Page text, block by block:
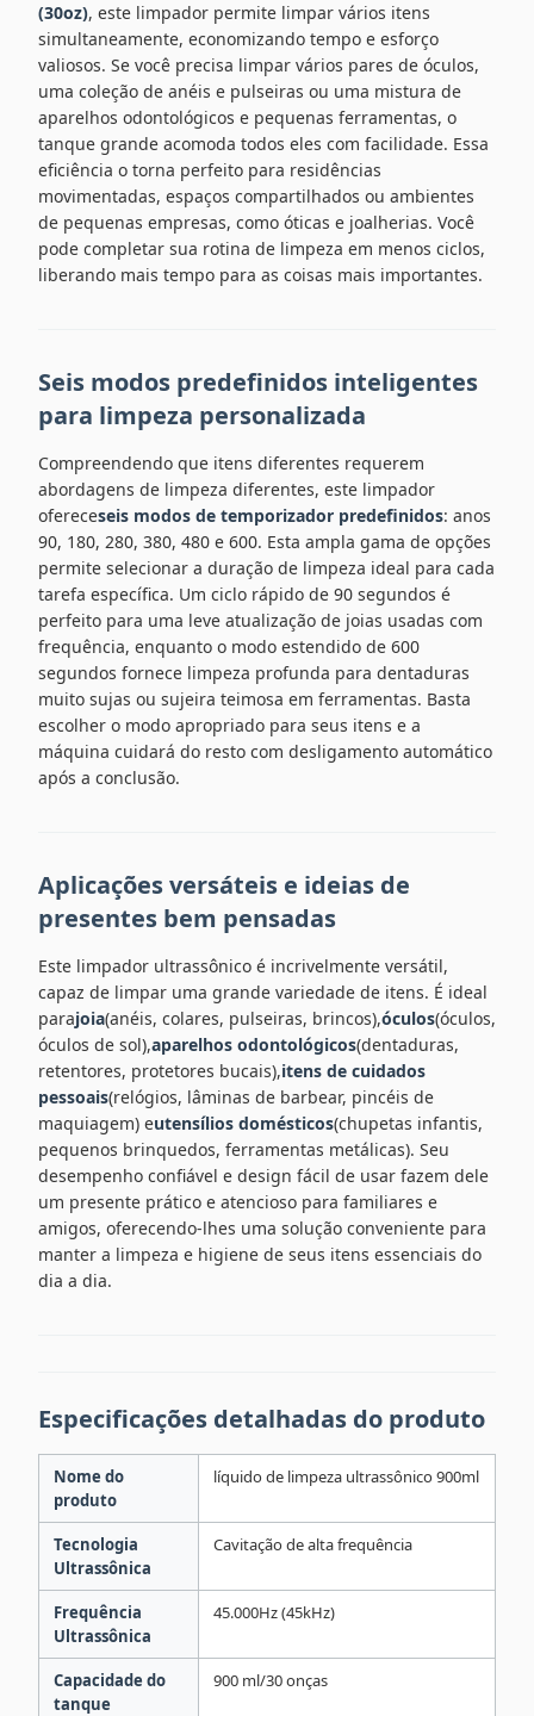
(30oz), este limpador permite limpar vários itens
simultaneamente, economizando tempo e esforço
valiosos. Se você precisa limpar vários pares de óculos,
uma coleção de anéis e pulseiras ou uma mistura de
aparelhos odontológicos e pequenas ferramentas, o
tanque grande acomoda todos eles com facilidade. Essa
eficiência o torna perfeito para residências
movimentadas, espaços compartilhados ou ambientes
de pequenas empresas, como óticas e joalherias. Você
pode completar sua rotina de limpeza em menos ciclos,
liberando mais tempo para as coisas mais importantes.
Seis modos predefinidos inteligentes
para limpeza personalizada
Compreendendo que itens diferentes requerem
abordagens de limpeza diferentes, este limpador
ofereceseis modos de temporizador predefinidos: anos
90, 180, 280, 380, 480 e 600. Esta ampla gama de opções
permite selecionar a duração de limpeza ideal para cada
tarefa específica. Um ciclo rápido de 90 segundos é
perfeito para uma leve atualização de joias usadas com
frequência, enquanto o modo estendido de 600
segundos fornece limpeza profunda para dentaduras
muito sujas ou sujeira teimosa em ferramentas. Basta
escolher o modo apropriado para seus itens e a
máquina cuidará do resto com desligamento automático
após a conclusão.
Aplicações versáteis e ideias de
presentes bem pensadas
Este limpador ultrassônico é incrivelmente versátil,
capaz de limpar uma grande variedade de itens. É ideal
parajoia(anéis, colares, pulseiras, brincos),óculos(óculos,
óculos de sol),aparelhos odontológicos(dentaduras,
retentores, protetores bucais),itens de cuidados
pessoais(relógios, lâminas de barbear, pincéis de
maquiagem) eutensílios domésticos(chupetas infantis,
pequenos brinquedos, ferramentas metálicas). Seu
desempenho confiável e design fácil de usar fazem dele
um presente prático e atencioso para familiares e
amigos, oferecendo-lhes uma solução conveniente para
manter a limpeza e higiene de seus itens essenciais do
dia a dia.
Especificações detalhadas do produto
Nome do
produto
líquido de limpeza ultrassônico 900ml
Tecnologia
Ultrassônica
Cavitação de alta frequência
Frequência
Ultrassônica
45.000Hz (45kHz)
Capacidade do
tanque
900 ml/30 onças